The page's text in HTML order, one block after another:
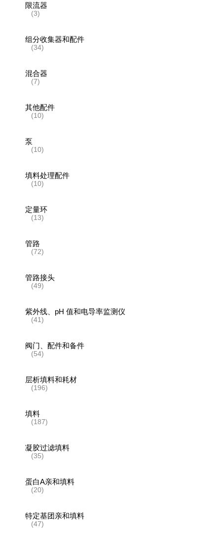
限流器
(3)
组分收集器和配件
(34)
混合器
(7)
其他配件
(10)
泵
(10)
填料处理配件
(10)
定量环
(13)
管路
(72)
管路接头
(49)
紫外线、pH 值和电导率监测仪
(41)
阀门、配件和备件
(54)
层析填料和耗材
(196)
填料
(187)
凝胶过滤填料
(35)
蛋白A亲和填料
(20)
特定基团亲和填料
(47)